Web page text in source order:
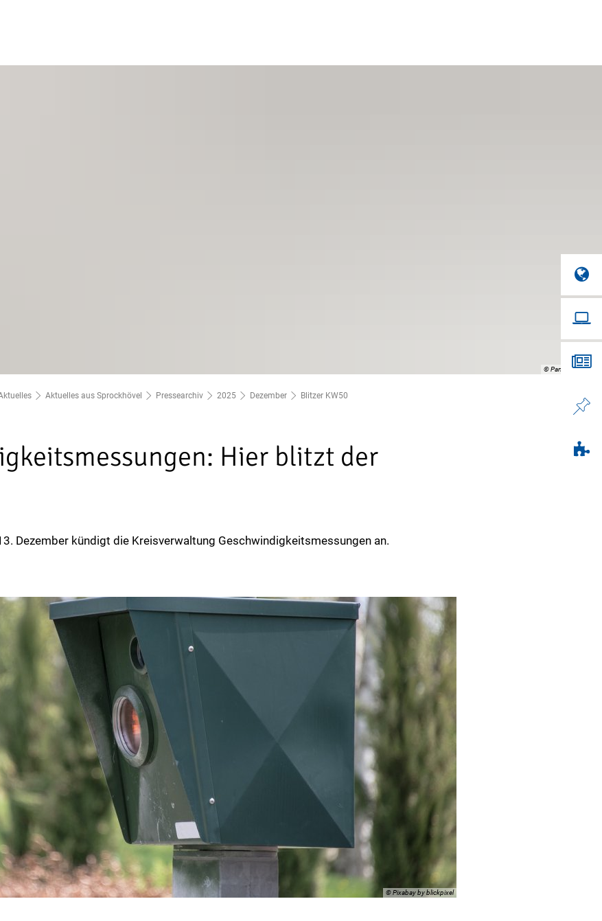
© PantherMedia /
Aktuelles aus Sprockhövel Pressearchiv 2025 Dezember Blitzer KW50
Hier blitzt der
Dezember kündigt die Kreisverwaltung Geschwindigkeitsmessungen an.
© Pixabay by blickpixel